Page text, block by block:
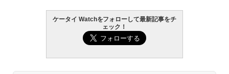
ケータイ Watchをフォローして最新記事をチ
ェック！